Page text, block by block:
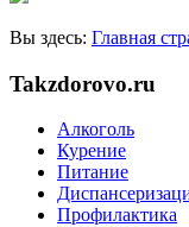
Вы здесь: Главная
Takzdorovo.ru
Алкоголь
Курение
Питание
Профилактика